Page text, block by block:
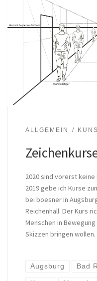
ALLGEMEIN
2020 sind vorerst keine
2019 gebe ich Kurse
bei boesner in
Reichenhall. Der Kurs
Menschen in
Skizzen bringen
Augsburg Bad